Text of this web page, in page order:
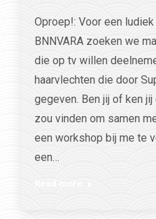
Oproep!: Voor een
BNNVARA zoeken we
die op tv willen
haarvlechten die door
gegeven. Ben jij of ken
zou vinden om samen
een workshop bij me te
een…